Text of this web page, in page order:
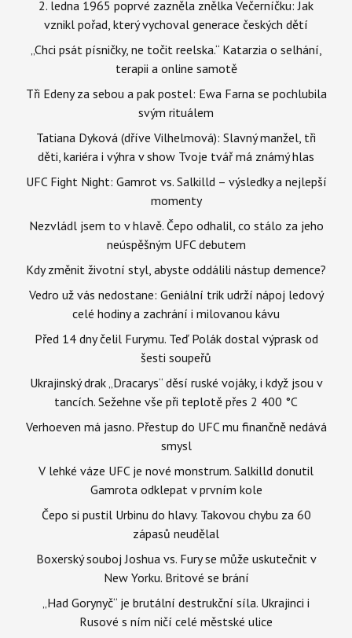
2. ledna 1965 poprvé zazněla znělka Večerníčku: Jak
vznikl pořad, který vychoval generace českých dětí
„Chci psát písničky, ne točit reelska.“ Katarzia o selhání,
terapii a online samotě
Tři Edeny za sebou a pak postel: Ewa Farna se pochlubila
svým rituálem
Tatiana Dyková (dříve Vilhelmová): Slavný manžel, tři
děti, kariéra i výhra v show Tvoje tvář má známý hlas
UFC Fight Night: Gamrot vs. Salkilld – výsledky a nejlepší
momenty
Nezvládl jsem to v hlavě. Čepo odhalil, co stálo za jeho
neúspěšným UFC debutem
Kdy změnit životní styl, abyste oddálili nástup demence?
Vedro už vás nedostane: Geniální trik udrží nápoj ledový
celé hodiny a zachrání i milovanou kávu
Před 14 dny čelil Furymu. Teď Polák dostal výprask od
šesti soupeřů
Ukrajinský drak „Dracarys“ děsí ruské vojáky, i když jsou v
tancích. Sežehne vše při teplotě přes 2 400 °C
Verhoeven má jasno. Přestup do UFC mu finančně nedává
smysl
V lehké váze UFC je nové monstrum. Salkilld donutil
Gamrota odklepat v prvním kole
Čepo si pustil Urbinu do hlavy. Takovou chybu za 60
zápasů neudělal
Boxerský souboj Joshua vs. Fury se může uskutečnit v
New Yorku. Britové se brání
„Had Gorynyč“ je brutální destrukční síla. Ukrajinci i
Rusové s ním ničí celé městské ulice